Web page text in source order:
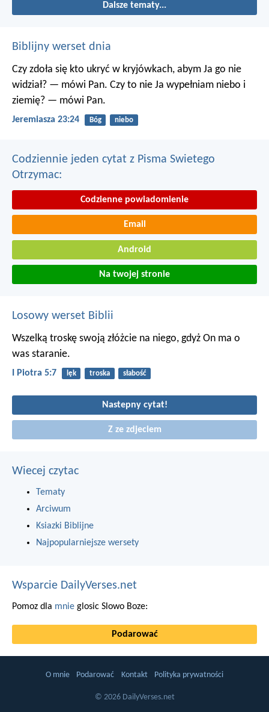
Dalsze tematy...
Biblijny werset dnia
Czy zdoła się kto ukryć w kryjówkach, abym Ja go nie
widział? — mówi Pan. Czy to nie Ja wypełniam niebo i
ziemię? — mówi Pan.
Jeremiasza 23:24 Bóg niebo
Codziennie jeden cytat z Pisma Swietego
Otrzymac:
Codzienne powiadomienie
Email
Android
Na twojej stronie
Losowy werset Biblii
Wszelką troskę swoją złóżcie na niego, gdyż On ma o
was staranie.
I Piotra 5:7 lęk troska słabość
Nastepny cytat!
Z ze zdjeciem
Wiecej czytac
Tematy
Arciwum
Ksiazki Biblijne
Najpopularniejsze wersety
Wsparcie DailyVerses.net
Pomoz dla mnie glosic Slowo Boze:
Podarować
O mnie Podarować Kontakt Polityka prywatności
© 2026 DailyVerses.net